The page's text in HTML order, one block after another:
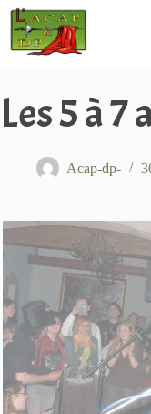
Passer
contenu
Les 5 à
Acap-dp-